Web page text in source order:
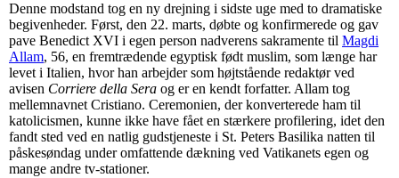
Denne modstand tog en ny drejning i sidste uge med to dramatiske
begivenheder. Først, den 22. marts, døbte og konfirmerede og gav
pave Benedict XVI i egen person nadverens sakramente til Magdi
Allam, 56, en fremtrædende egyptisk født muslim, som længe har
levet i Italien, hvor han arbejder som højtstående redaktør ved
avisen Corriere della Sera og er en kendt forfatter. Allam tog
mellemnavnet Cristiano. Ceremonien, der konverterede ham til
katolicismen, kunne ikke have fået en stærkere profilering, idet den
fandt sted ved en natlig gudstjeneste i St. Peters Basilika natten til
påskesøndag under omfattende dækning ved Vatikanets egen og
mange andre tv-stationer.